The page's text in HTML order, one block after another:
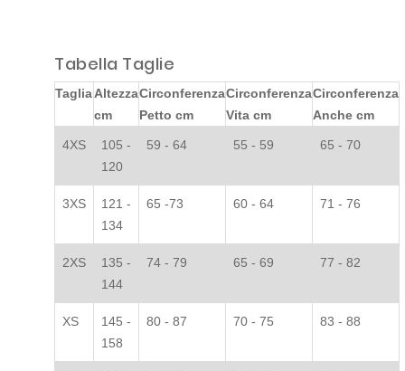
Tabella Taglie
TagliaAltezza
cm
Circonferenza
Petto cm
Circonferenza
Vita cm
Circonferenza
Anche cm
4XS
105 -
120
59 - 64 55 - 59 65 - 70
3XS
121 -
134
65 -73 60 - 64 71 - 76
2XS
135 -
144
74 - 79 65 - 69 77 - 82
XS
145 -
158
80 - 87 70 - 75 83 - 88